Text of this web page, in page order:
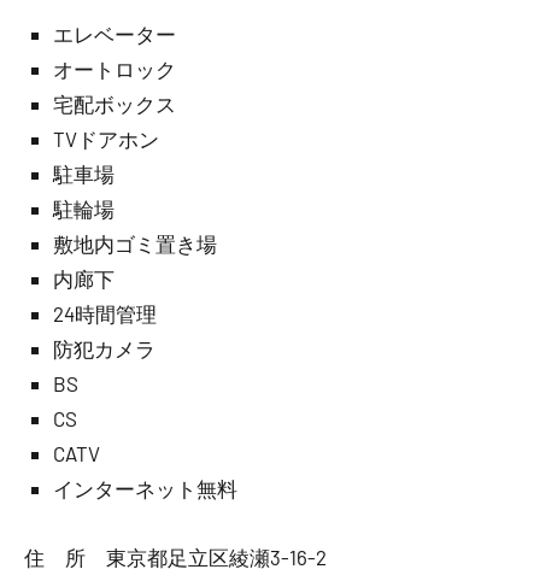
エレベーター
オートロック
宅配ボックス
TVドアホン
駐車場
駐輪場
敷地内ゴミ置き場
内廊下
24時間管理
防犯カメラ
BS
CS
CATV
インターネット無料
住 所 東京都足立区綾瀬3-16-2